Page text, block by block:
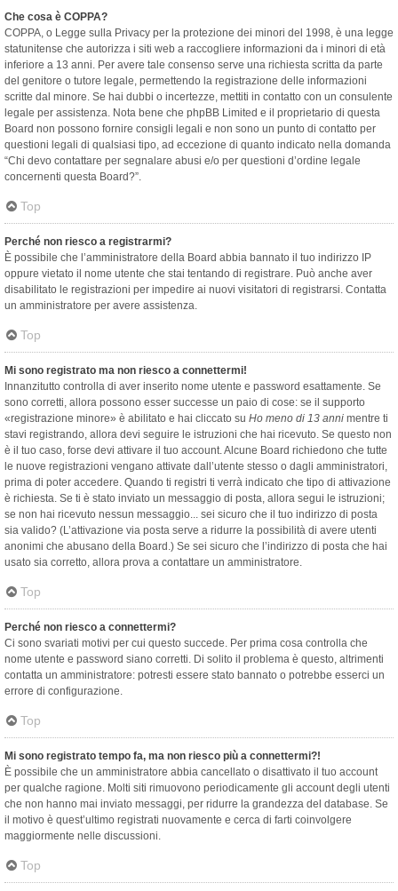
Che cosa è COPPA?
COPPA, o Legge sulla Privacy per la protezione dei minori del 1998, è una legge
statunitense che autorizza i siti web a raccogliere informazioni da i minori di età
inferiore a 13 anni. Per avere tale consenso serve una richiesta scritta da parte
del genitore o tutore legale, permettendo la registrazione delle informazioni
scritte dal minore. Se hai dubbi o incertezze, mettiti in contatto con un consulente
legale per assistenza. Nota bene che phpBB Limited e il proprietario di questa
Board non possono fornire consigli legali e non sono un punto di contatto per
questioni legali di qualsiasi tipo, ad eccezione di quanto indicato nella domanda
“Chi devo contattare per segnalare abusi e/o per questioni d’ordine legale
concernenti questa Board?”.
Top
Perché non riesco a registrarmi?
È possibile che l’amministratore della Board abbia bannato il tuo indirizzo IP
oppure vietato il nome utente che stai tentando di registrare. Può anche aver
disabilitato le registrazioni per impedire ai nuovi visitatori di registrarsi. Contatta
un amministratore per avere assistenza.
Top
Mi sono registrato ma non riesco a connettermi!
Innanzitutto controlla di aver inserito nome utente e password esattamente. Se
sono corretti, allora possono esser successe un paio di cose: se il supporto
«registrazione minore» è abilitato e hai cliccato su Ho meno di 13 anni mentre ti
stavi registrando, allora devi seguire le istruzioni che hai ricevuto. Se questo non
è il tuo caso, forse devi attivare il tuo account. Alcune Board richiedono che tutte
le nuove registrazioni vengano attivate dall’utente stesso o dagli amministratori,
prima di poter accedere. Quando ti registri ti verrà indicato che tipo di attivazione
è richiesta. Se ti è stato inviato un messaggio di posta, allora segui le istruzioni;
se non hai ricevuto nessun messaggio... sei sicuro che il tuo indirizzo di posta
sia valido? (L’attivazione via posta serve a ridurre la possibilità di avere utenti
anonimi che abusano della Board.) Se sei sicuro che l’indirizzo di posta che hai
usato sia corretto, allora prova a contattare un amministratore.
Top
Perché non riesco a connettermi?
Ci sono svariati motivi per cui questo succede. Per prima cosa controlla che
nome utente e password siano corretti. Di solito il problema è questo, altrimenti
contatta un amministratore: potresti essere stato bannato o potrebbe esserci un
errore di configurazione.
Top
Mi sono registrato tempo fa, ma non riesco più a connettermi?!
È possibile che un amministratore abbia cancellato o disattivato il tuo account
per qualche ragione. Molti siti rimuovono periodicamente gli account degli utenti
che non hanno mai inviato messaggi, per ridurre la grandezza del database. Se
il motivo è quest’ultimo registrati nuovamente e cerca di farti coinvolgere
maggiormente nelle discussioni.
Top